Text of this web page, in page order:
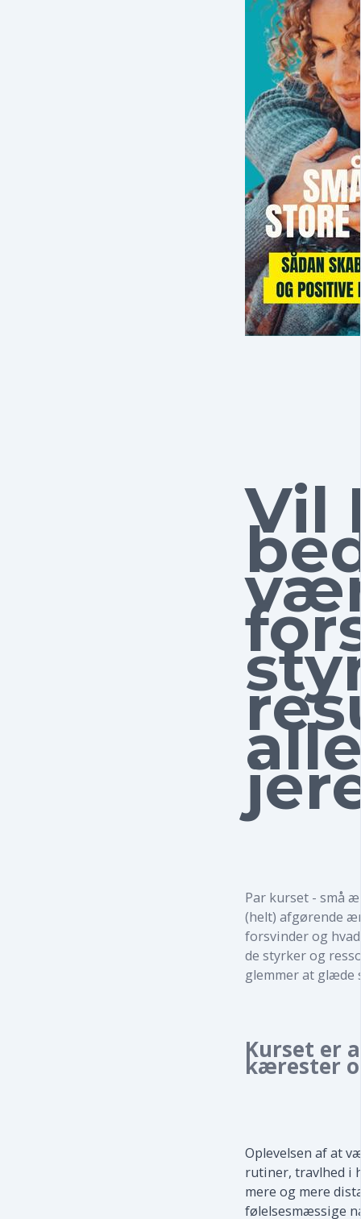
Vil
Par kurset - små
(helt) afgørende
forsvinder og
de styrker og
glemmer at glæde
Kurset er
kærester
Oplevelsen af at
rutiner, travlhed i
mere og mere
følelsesmæssige